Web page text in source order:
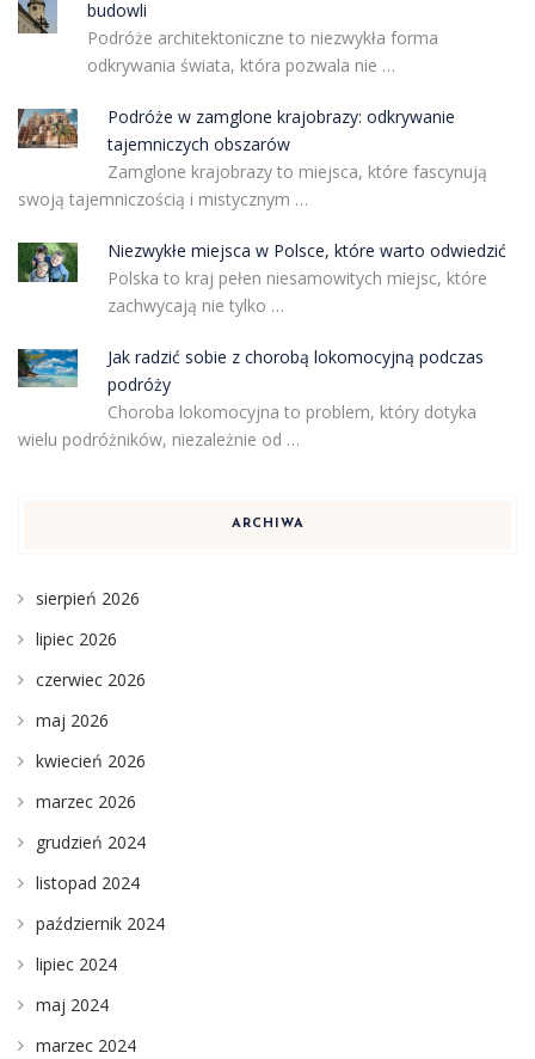
budowli
Podróże architektoniczne to niezwykła forma
odkrywania świata, która pozwala nie …
Podróże w zamglone krajobrazy: odkrywanie
tajemniczych obszarów
Zamglone krajobrazy to miejsca, które fascynują
swoją tajemniczością i mistycznym …
Niezwykłe miejsca w Polsce, które warto odwiedzić
Polska to kraj pełen niesamowitych miejsc, które
zachwycają nie tylko …
Jak radzić sobie z chorobą lokomocyjną podczas
podróży
Choroba lokomocyjna to problem, który dotyka
wielu podróżników, niezależnie od …
ARCHIWA
sierpień 2026
lipiec 2026
czerwiec 2026
maj 2026
kwiecień 2026
marzec 2026
grudzień 2024
listopad 2024
październik 2024
lipiec 2024
maj 2024
marzec 2024